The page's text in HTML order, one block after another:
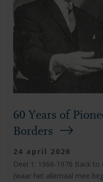
60 Years of
Borders
24 april 2026
Deel 1: 1966-1976 Back
(waar het allemaal mee